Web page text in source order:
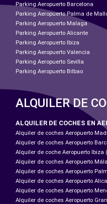
Parking Aeropuerto Barcelona
Parking Aeropuerto Palma de
Parking Aeropuerto Malaga
Parking Aeropuerto Alicante
Parking Aeropuerto Ibiza
Parking Aeropuerto Valencia
Parking Aeropuerto Sevilla
Parking Aeropuerto Bilbao
ALQUILER DE
ALQUILER DE COCHES EN
Alquiler de coches Aeropuerto
Alquiler de coches Aeropuerto
Alquiler de coche Aeropuerto Ibiza
Alquiler de coches Aeropuerto
Alquiler de coches Aeropuerto
Alquiler de coches Aeropuerto
Alquiler de coches Aeropuerto
Alquiler de coches Aeropuerto